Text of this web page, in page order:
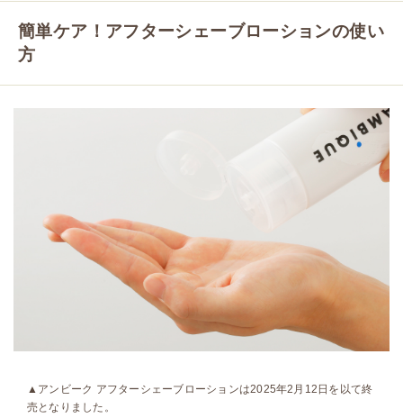
簡単ケア！アフターシェーブローションの使い
方
▲アンビーク アフターシェーブローションは2025年2月12日を以て終
売となりました。